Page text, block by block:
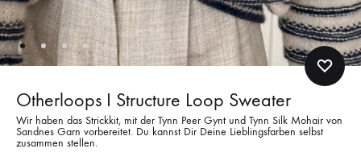
Otherloops I Structure Loop Sweater
Wir haben das Strickkit, mit der Tynn Peer Gynt und Tynn Silk Mohair von
Sandnes Garn vorbereitet. Du kannst Dir Deine Lieblingsfarben selbst
zusammen stellen.